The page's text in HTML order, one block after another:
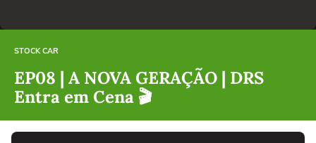
STOCK CAR
EP08 | A NOVA GERAÇÃO | DRS
Entra em Cena 🎬